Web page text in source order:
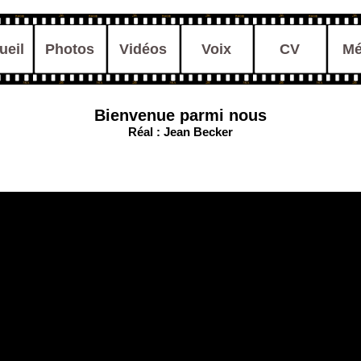
Bienvenue parmi nous
Réal : Jean Becker
Photos Vidéos CV
Voix